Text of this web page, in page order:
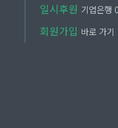
일시후원 기업은행
회원가입 바로 가기